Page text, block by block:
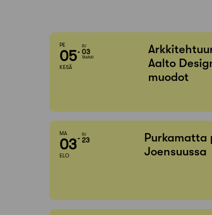
PE
05
KESÄ
SU
03
TAMMI
Aalto
muodot
MA
03
ELO
SU
23
Joensuussa